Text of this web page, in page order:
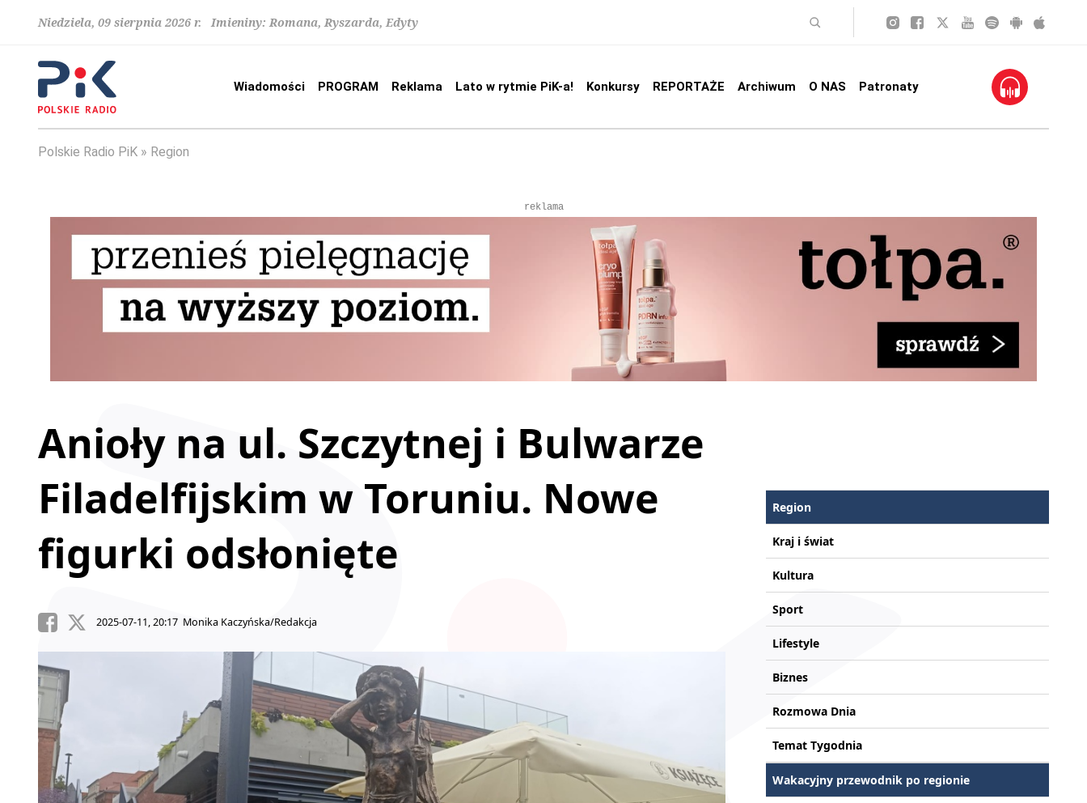
Niedziela, 09 sierpnia 2026 r. Imieniny: Romana, Ryszarda, Edyty
Wiadomości PROGRAM Reklama Lato w rytmie PiK-a! Konkursy REPORTAŻE Archiwum O NAS Patronaty
Polskie Radio PiK Region
reklama
Anioły na ul. Szczytnej i Bulwarze
Filadelfijskim w Toruniu. Nowe
figurki odsłonięte
2025-07-11, 20:17 Monika Kaczyńska/Redakcja
Region
Kraj i świat
Kultura
Sport
Lifestyle
Biznes
Rozmowa Dnia
Temat Tygodnia
Wakacyjny przewodnik po regionie